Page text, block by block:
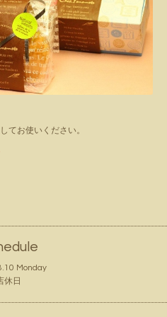
てお使いください。
Monday
休日